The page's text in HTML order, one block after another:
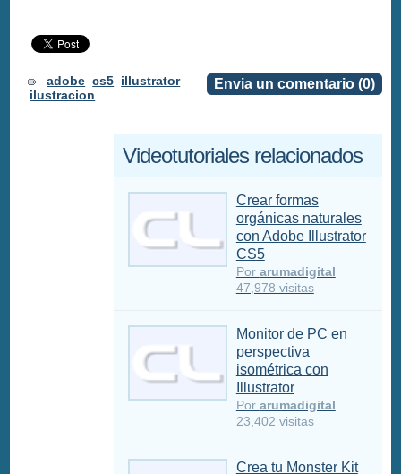
Envia un comentario (0)
adobe cs5 illustrator
ilustracion
Videotutoriales relacionados
Crear formas
orgánicas naturales
con Adobe Illustrator
CS5
Por arumadigital
47,978 visitas
Monitor de PC en
perspectiva
isométrica con
Illustrator
Por arumadigital
23,402 visitas
Crea tu Monster Kit